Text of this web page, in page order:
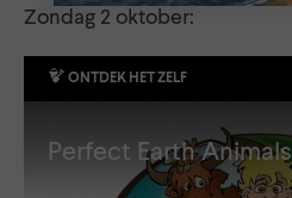
Zondag 2 oktober:
ONTDEK HET ZELF
Perfect Earth Animals